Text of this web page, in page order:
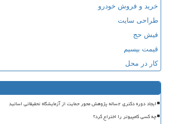
خرید و فروش خودرو
طراحی سایت
فیش حج
قیمت بیسیم
کار در محل
ایجاد دوره دکتری ۲ساله پژوهش محور حمایت از آزمایشگاه تحقیقاتی اساتید
چه کسی کامپیوتر را اختراع کرد؟